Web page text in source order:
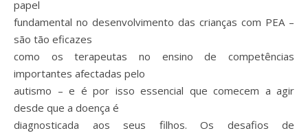
papel
fundamental no desenvolvimento das crianças com PEA –
são tão eficazes
como os terapeutas no ensino de competências
importantes afectadas pelo
autismo – e é por isso essencial que comecem a agir
desde que a doença é
diagnosticada aos seus filhos. Os desafios de